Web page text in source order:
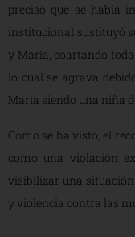
precisó que se había
institucional sustituyó
y María, coartando
lo cual se agrava
María siendo una niña
Como se ha visto, el
como una violación
visibilizar una
y violencia contra las